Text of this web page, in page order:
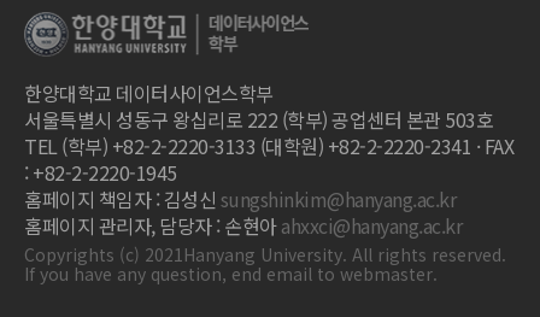
한양대학교 데이터사이언스학부
서울특별시 성동구 왕십리로 222 (학부) 공업센터 본관 503호
TEL (학부) +82-2-2220-3133 (대학원) +82-2-2220-2341 · FAX
: +82-2-2220-1945
홈페이지 책임자 : 김성신 sungshinkim@hanyang.ac.kr
홈페이지 관리자, 담당자 : 손현아ahxxci@hanyang.ac.kr
Copyrights (c) 2021Hanyang University. All rights reserved.
If you have any question, end email to webmaster.